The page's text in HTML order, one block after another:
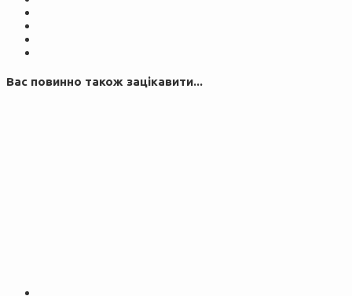
Вас повинно також зацікавити...